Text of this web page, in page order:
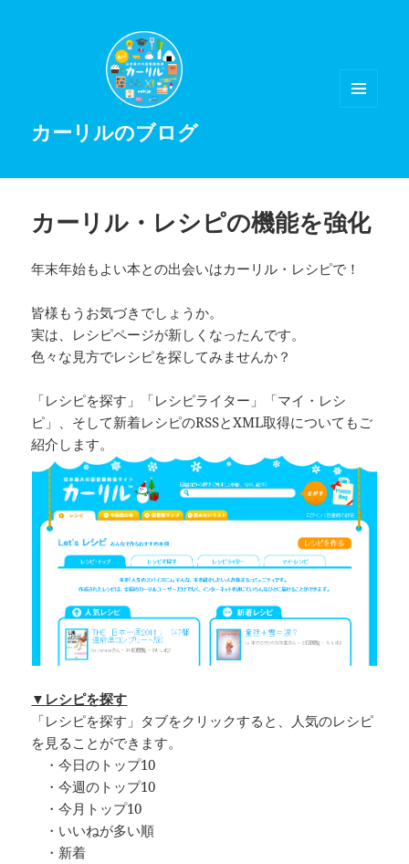
カーリルのブログ
カーリル・レシピの機能を強化
年末年始もよい本との出会いはカーリル・レシピで！
皆様もうお気づきでしょうか。
実は、レシピページが新しくなったんです。
色々な見方でレシピを探してみませんか？
「レシピを探す」「レシピライター」「マイ・レシ
ピ」、そして新着レシピのRSSとXML取得についてもご
紹介します。
▼レシピを探す
「レシピを探す」タブをクリックすると、人気のレシピ
を見ることができます。
・今日のトップ10
・今週のトップ10
・今月トップ10
・いいねが多い順
・新着